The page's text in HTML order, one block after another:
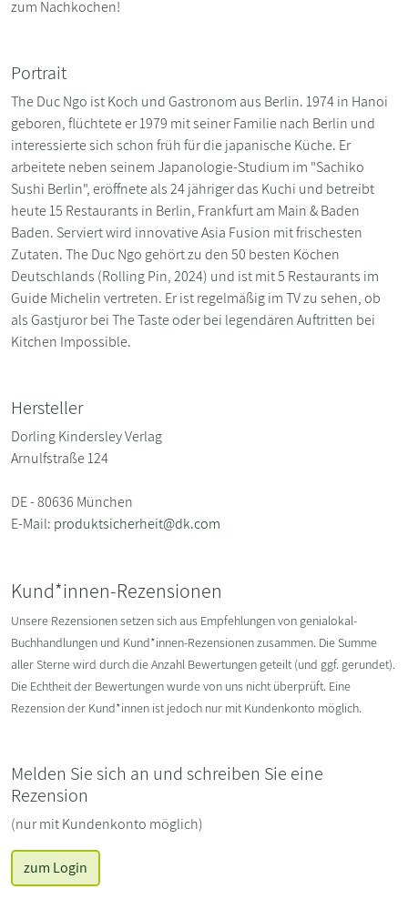
zum Nachkochen!
Portrait
The Duc Ngo ist Koch und Gastronom aus Berlin. 1974 in Hanoi
geboren, flüchtete er 1979 mit seiner Familie nach Berlin und
interessierte sich schon früh für die japanische Küche. Er
arbeitete neben seinem Japanologie-Studium im "Sachiko
Sushi Berlin", eröffnete als 24 jähriger das Kuchi und betreibt
heute 15 Restaurants in Berlin, Frankfurt am Main & Baden
Baden. Serviert wird innovative Asia Fusion mit frischesten
Zutaten. The Duc Ngo gehört zu den 50 besten Köchen
Deutschlands (Rolling Pin, 2024) und ist mit 5 Restaurants im
Guide Michelin vertreten. Er ist regelmäßig im TV zu sehen, ob
als Gastjuror bei The Taste oder bei legendären Auftritten bei
Kitchen Impossible.
Hersteller
Dorling Kindersley Verlag
Arnulfstraße 124
DE - 80636 München
E-Mail: produktsicherheit@dk.com
Kund*innen-Rezensionen
Unsere Rezensionen setzen sich aus Empfehlungen von genialokal-
Buchhandlungen und Kund*innen-Rezensionen zusammen. Die Summe
aller Sterne wird durch die Anzahl Bewertungen geteilt (und ggf. gerundet).
Die Echtheit der Bewertungen wurde von uns nicht überprüft. Eine
Rezension der Kund*innen ist jedoch nur mit Kundenkonto möglich.
Melden Sie sich an und schreiben Sie eine
Rezension
(nur mit Kundenkonto möglich)
zum Login